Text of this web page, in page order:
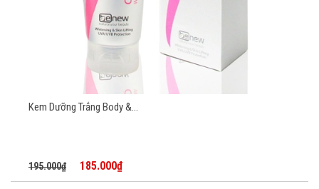
Kem Dưỡng Trắng Body &...
195.000₫ 185.000₫